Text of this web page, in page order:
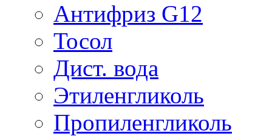
Антифриз G12
Тосол
Дист. вода
Этиленгликоль
Пропиленгликоль